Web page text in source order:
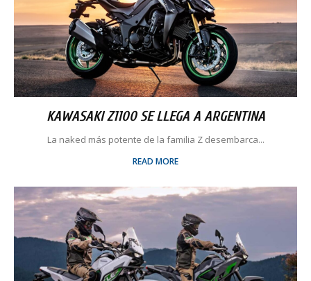
KAWASAKI Z1100 SE LLEGA A ARGENTINA
La naked más potente de la familia Z desembarca...
READ MORE